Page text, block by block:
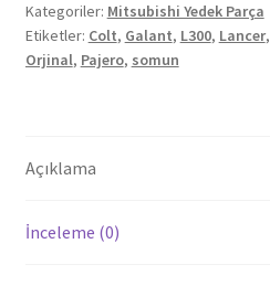
Pajero
Colt
Lancer
Somun
adet
Kategoriler: Mitsubishi Yedek Parça
Etiketler: Colt, Galant, L300, Lancer,
Orjinal, Pajero, somun
Açıklama
İnceleme (0)